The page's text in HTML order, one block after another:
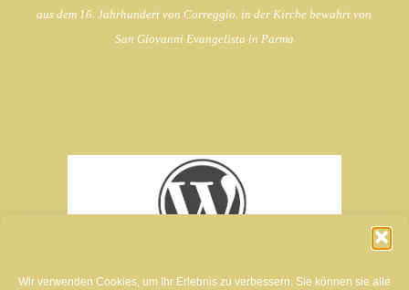
Wir verwenden Cookies, um Ihr Erlebnis zu verbessern. Sie können sie alle
aus dem 16. Jahrhundert von Correggio. in der Kirche bewahrt von
San Giovanni Evangelista in Parma